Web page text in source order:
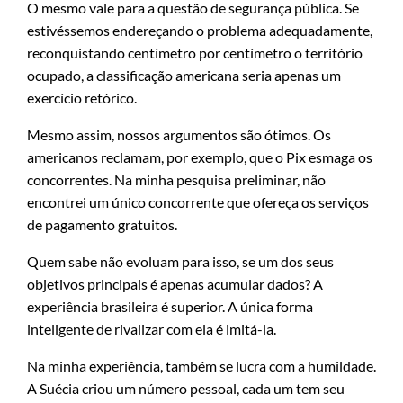
O mesmo vale para a questão de segurança pública. Se
estivéssemos endereçando o problema adequadamente,
reconquistando centímetro por centímetro o território
ocupado, a classificação americana seria apenas um
exercício retórico.
Mesmo assim, nossos argumentos são ótimos. Os
americanos reclamam, por exemplo, que o Pix esmaga os
concorrentes. Na minha pesquisa preliminar, não
encontrei um único concorrente que ofereça os serviços
de pagamento gratuitos.
Quem sabe não evoluam para isso, se um dos seus
objetivos principais é apenas acumular dados? A
experiência brasileira é superior. A única forma
inteligente de rivalizar com ela é imitá-la.
Na minha experiência, também se lucra com a humildade.
A Suécia criou um número pessoal, cada um tem seu